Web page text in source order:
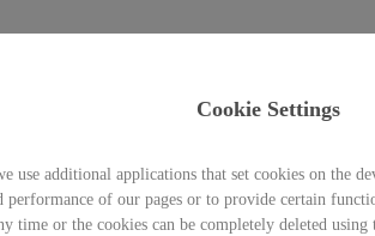
Cookie Settings
use additional applications that set cookies on the
performance of our pages or to provide certain
time or the cookies can be completely deleted